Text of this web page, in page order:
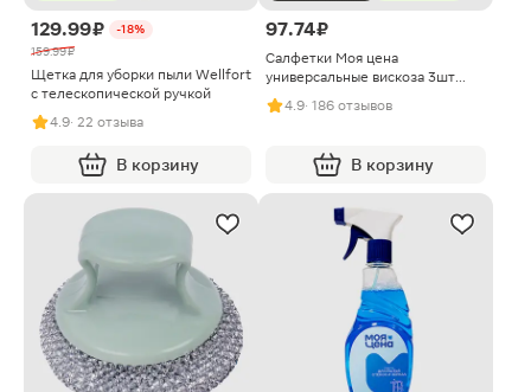
129.99 ₽
-18%
159.99 ₽
Щетка для уборки пыли Wellfort
с телескопической ручкой
4.9· 22 отзыва
В корзину
97.74 ₽
Салфетки Моя цена
универсальные вискоза 3шт
30*38см в ассортименте
4.9· 186 отзывов
В корзину